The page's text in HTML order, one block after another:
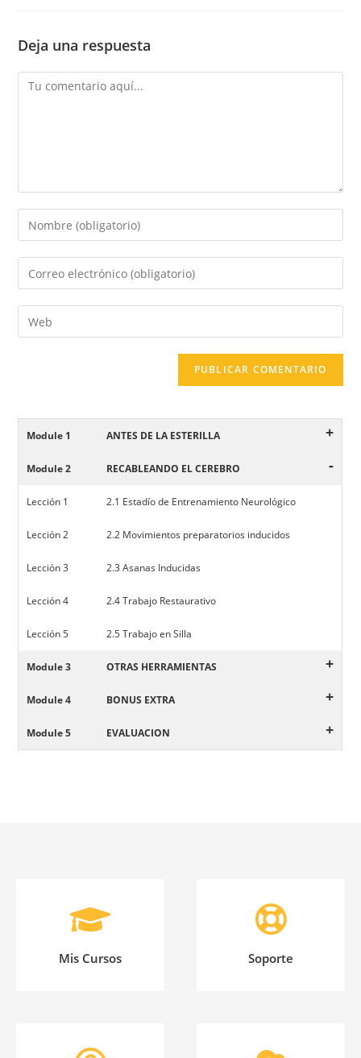
Deja una respuesta
Module 1 ANTES DE LA ESTERILLA +
Module 2 RECABLEANDO EL CEREBRO -
Lección 1 2.1 Estadío de Entrenamiento Neurológico
Lección 2 2.2 Movimientos preparatorios inducidos
Lección 3 2.3 Asanas Inducidas
Lección 4 2.4 Trabajo Restaurativo
Lección 5 2.5 Trabajo en Silla
Module 3 OTRAS HERRAMIENTAS +
Module 4 BONUS EXTRA +
Module 5 EVALUACION +
Mis Cursos Soporte